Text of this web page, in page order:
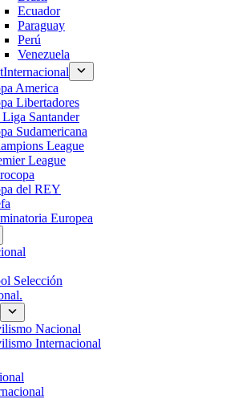
Ecuador
Paraguay
Perú
Venezuela
Internacional
America
Libertadores
Santander
Sudamericana
League
League
del REY
Europea
Selección
Nacional
Internacional